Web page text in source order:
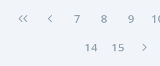
7 8 9
14
15